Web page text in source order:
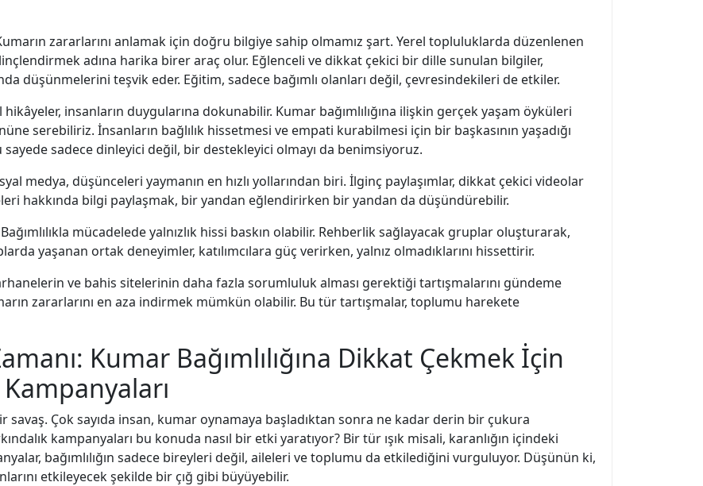
zararlarını anlamak için doğru bilgiye sahip olmamız şart. Yerel topluluklarda düzenlenen
adına harika birer araç olur. Eğlenceli ve dikkat çekici bir dille sunulan bilgiler,
düşünmelerini teşvik eder. Eğitim, sadece bağımlı olanları değil, çevresindekileri de etkiler.
hikâyeler, insanların duygularına dokunabilir. Kumar bağımlılığına ilişkin gerçek yaşam öyküleri
serebiliriz. İnsanların bağlılık hissetmesi ve empati kurabilmesi için bir başkasının yaşadığı
sadece dinleyici değil, bir destekleyici olmayı da benimsiyoruz.
medya, düşünceleri yaymanın en hızlı yollarından biri. İlginç paylaşımlar, dikkat çekici videolar
hakkında bilgi paylaşmak, bir yandan eğlendirirken bir yandan da düşündürebilir.
mücadelede yalnızlık hissi baskın olabilir. Rehberlik sağlayacak gruplar oluşturarak,
yaşanan ortak deneyimler, katılımcılara güç verirken, yalnız olmadıklarını hissettirir.
ve bahis sitelerinin daha fazla sorumluluk alması gerektiği tartışmalarını gündeme
zararlarını en aza indirmek mümkün olabilir. Bu tür tartışmalar, toplumu harekete
Kumar Bağımlılığına Dikkat Çekmek İçin
savaş. Çok sayıda insan, kumar oynamaya başladıktan sonra ne kadar derin bir çukura
kampanyaları bu konuda nasıl bir etki yaratıyor? Bir tür ışık misali, karanlığın içindeki
bağımlılığın sadece bireyleri değil, aileleri ve toplumu da etkilediğini vurguluyor. Düşünün ki,
etkileyecek şekilde bir çığ gibi büyüyebilir.